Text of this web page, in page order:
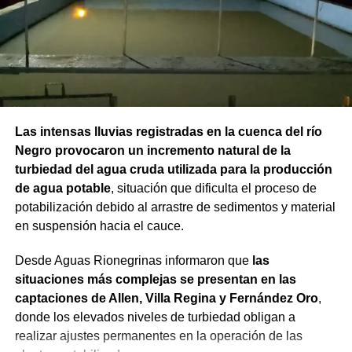
Las intensas lluvias registradas en la cuenca del río
Negro provocaron un incremento natural de la
turbiedad del agua cruda utilizada para la producción
de agua potable, situación que dificulta el proceso de
potabilización debido al arrastre de sedimentos y material
en suspensión hacia el cauce.
Desde Aguas Rionegrinas informaron que las
situaciones más complejas se presentan en las
captaciones de Allen, Villa Regina y Fernández Oro,
donde los elevados niveles de turbiedad obligan a
realizar ajustes permanentes en la operación de las